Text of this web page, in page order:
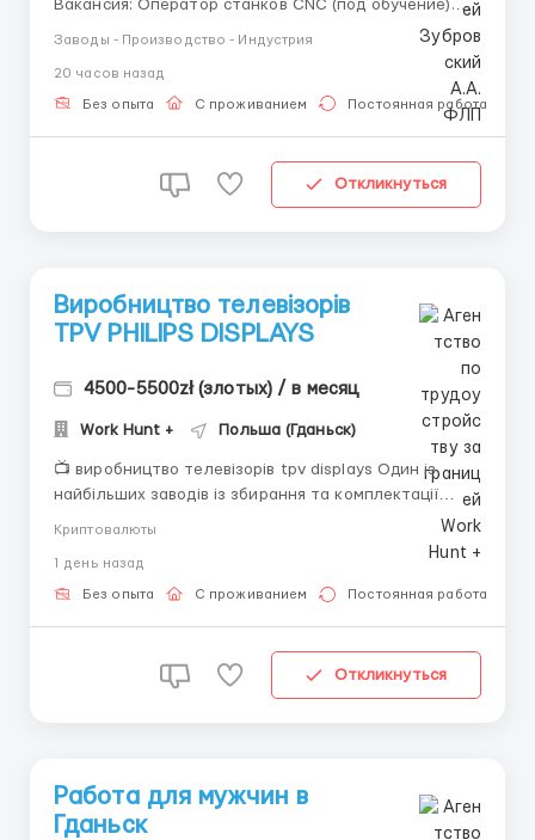
Вакансия: Оператор станков CNC (под обучение).
Описание вакансии: фирма занимается обработкой
работ: точение, фрезерование, сверление,
нарезание резьбы, сварку, шлифование и
Заводы - Производство - Индустрия
20 часов назад
Без опыта С проживанием Постоянная работа
Откликнуться
Виробництво телевізорів
TPV PHILIPS DISPLAYS
4500-5500zł (злотых) / в месяц
Work Hunt + Польша (Гданьск)
📺 виробництво телевізорів tpv displays Один із
найбільших заводів із збирання та комплектації
зл/міс брутто — базова початкова ставка • доплати
та премії: ...
Криптовалюты
1 день назад
Без опыта С проживанием Постоянная работа
Откликнуться
Работа для мужчин в
Гданьск